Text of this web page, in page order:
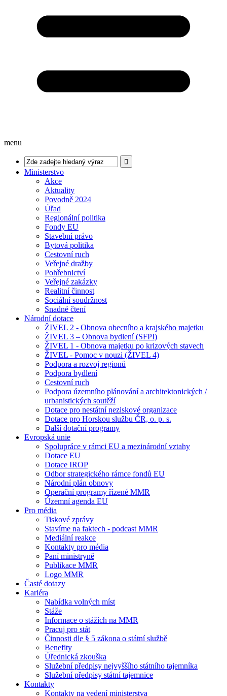
menu
Ministerstvo
Akce
Aktuality
Povodně 2024
Úřad
Regionální politika
Fondy EU
Stavební právo
Bytová politika
Cestovní ruch
Veřejné dražby
Pohřebnictví
Veřejné zakázky
Realitní činnost
Sociální soudržnost
Snadné čtení
Národní dotace
ŽIVEL 2 - Obnova obecního a krajského majetku
ŽIVEL 3 – Obnova bydlení (SFPI)
ŽIVEL 1 - Obnova majetku po krizových stavech
ŽIVEL - Pomoc v nouzi (ŽIVEL 4)
Podpora a rozvoj regionů
Podpora bydlení
Cestovní ruch
Podpora územního plánování a architektonických /
urbanistických soutěží
Dotace pro nestátní neziskové organizace
Dotace pro Horskou službu ČR, o. p. s.
Další dotační programy
Evropská unie
Spolupráce v rámci EU a mezinárodní vztahy
Dotace EU
Dotace IROP
Odbor strategického rámce fondů EU
Národní plán obnovy
Operační programy řízené MMR
Územní agenda EU
Pro média
Tiskové zprávy
Stavíme na faktech - podcast MMR
Mediální reakce
Kontakty pro média
Paní ministryně
Publikace MMR
Logo MMR
Časté dotazy
Kariéra
Nabídka volných míst
Stáže
Informace o stážích na MMR
Pracuj pro stát
Činnosti dle § 5 zákona o státní službě
Benefity
Úřednická zkouška
Služební předpisy nejvyššího státního tajemníka
Služební předpisy státní tajemnice
Kontakty
Kontakty na vedení ministerstva